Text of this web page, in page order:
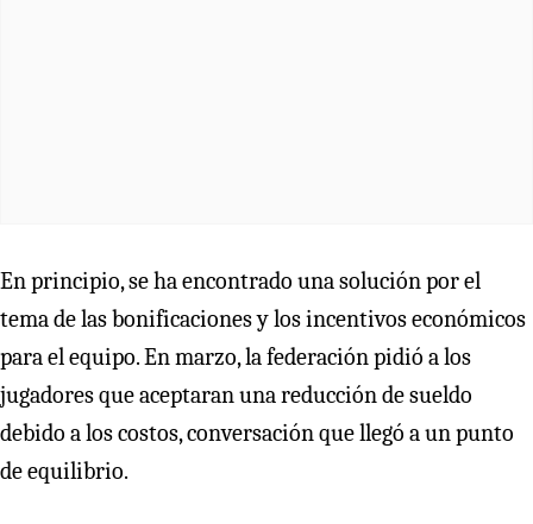
En principio, se ha encontrado una solución por el
tema de las bonificaciones y los incentivos económicos
para el equipo. En marzo, la federación pidió a los
jugadores que aceptaran una reducción de sueldo
debido a los costos, conversación que llegó a un punto
de equilibrio.